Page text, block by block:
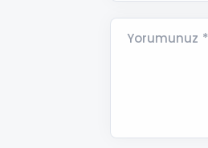
Yorumunuz *